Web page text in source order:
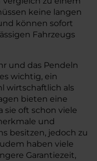
keine langen
können sofort
Fahrzeugs
und das Pendeln
wichtig, ein
wirtschaftlich als
bieten eine
sie oft schon viele
und
besitzen, jedoch zu
haben viele
Garantiezeit,